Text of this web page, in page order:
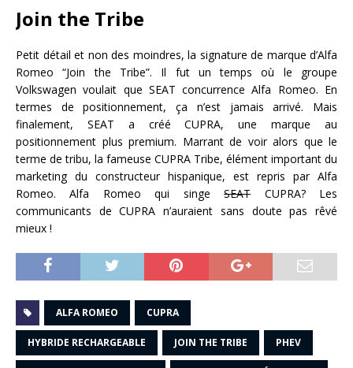
Join the Tribe
Petit détail et non des moindres, la signature de marque d’Alfa
Romeo “Join the Tribe”. Il fut un temps où le groupe
Volkswagen voulait que SEAT concurrence Alfa Romeo. En
termes de positionnement, ça n’est jamais arrivé. Mais
finalement, SEAT a créé CUPRA, une marque au
positionnement plus premium. Marrant de voir alors que le
terme de tribu, la fameuse CUPRA Tribe, élément important du
marketing du constructeur hispanique, est repris par Alfa
Romeo. Alfa Romeo qui singeSEATCUPRA? Les
communicants de CUPRA n’auraient sans doute pas rêvé
mieux !
ALFA ROMEO CUPRA
HYBRIDE RECHARGEABLE JOIN THE TRIBE PHEV